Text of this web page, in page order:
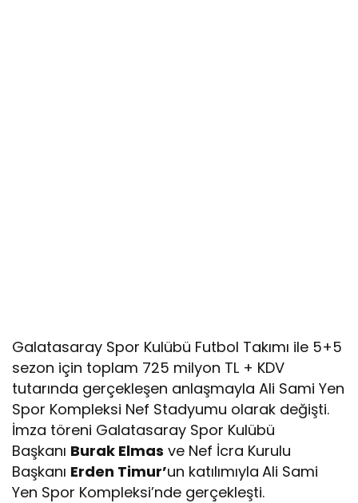
Galatasaray Spor Kulübü Futbol Takımı ile 5+5
sezon için toplam 725 milyon TL + KDV
tutarında gerçekleşen anlaşmayla Ali Sami Yen
Spor Kompleksi Nef Stadyumu olarak değişti.
İmza töreni Galatasaray Spor Kulübü
Başkanı Burak Elmas ve Nef İcra Kurulu
Başkanı Erden Timur’un katılımıyla Ali Sami
Yen Spor Kompleksi’nde gerçekleşti.